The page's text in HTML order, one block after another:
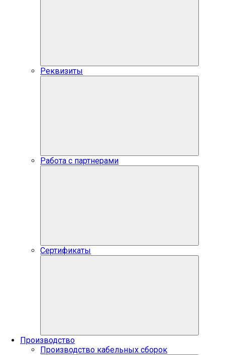
Реквизиты
Работа с партнерами
Сертификаты
Производство
Производство кабельных сборок